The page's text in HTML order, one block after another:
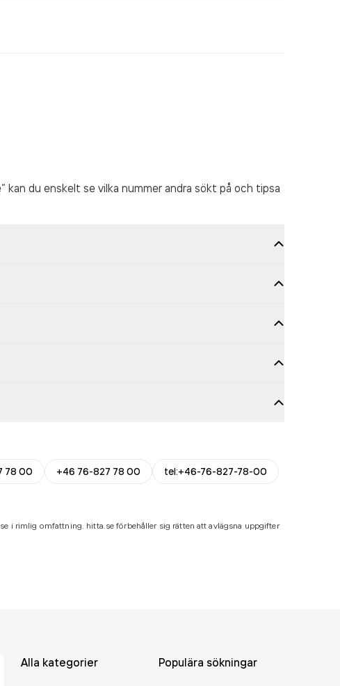
du enskelt se vilka nummer andra sökt på och tipsa
78 00 +46 76-827 78 00
tel:+46-76-827-78-00
i rimlig omfattning. hitta.se förbehåller sig rätten att avlägsna uppgifter
Alla kategorier
Populära sökningar